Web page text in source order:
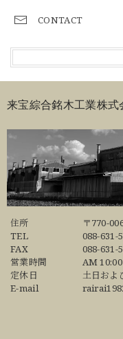
CONTACT
来宝綜合銘木工業株式
住所
〒770-
TEL
088-631-
FAX
088-631-
営業時間
AM
定休日
土日およ
E-mail